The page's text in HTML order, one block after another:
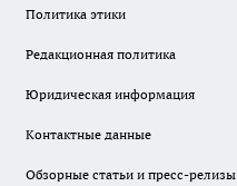
Политика этики
Редакционная политика
Юридическая информация
Контактные данные
Обзорные статьи и пресс-релизы